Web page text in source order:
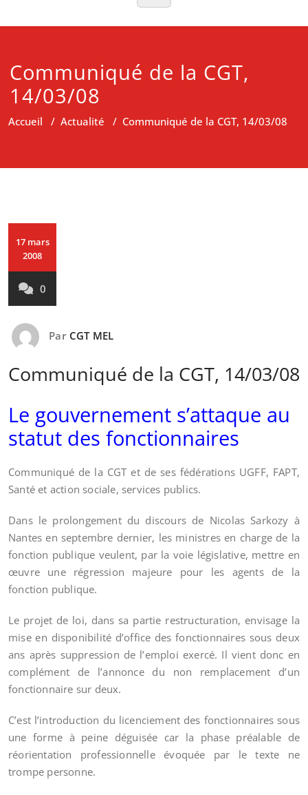
Communiqué de la CGT,
14/03/08
Accueil / Actualité / Communiqué de la CGT, 14/03/08
17 mars
2008
0
Par CGT MEL
Communiqué de la CGT, 14/03/08
Le gouvernement s’attaque au
statut des fonctionnaires
Communiqué de la CGT et de ses fédérations UGFF, FAPT,
Santé et action sociale, services publics.
Dans le prolongement du discours de Nicolas Sarkozy à
Nantes en septembre dernier, les ministres en charge de la
fonction publique veulent, par la voie législative, mettre en
œuvre une régression majeure pour les agents de la
fonction publique.
Le projet de loi, dans sa partie restructuration, envisage la
mise en disponibilité d’office des fonctionnaires sous deux
ans après suppression de l’emploi exercé. Il vient donc en
complément de l’annonce du non remplacement d’un
fonctionnaire sur deux.
C’est l’introduction du licenciement des fonctionnaires sous
une forme à peine déguisée car la phase préalable de
réorientation professionnelle évoquée par le texte ne
trompe personne.